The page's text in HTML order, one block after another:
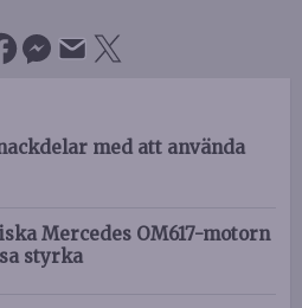
med att använda
Mercedes OM617-motorn
styrka